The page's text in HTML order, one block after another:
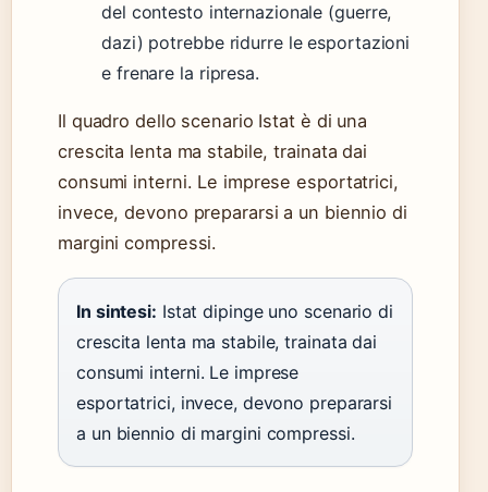
del contesto internazionale (guerre,
dazi) potrebbe ridurre le esportazioni
e frenare la ripresa.
Il quadro dello scenario Istat è di una
crescita lenta ma stabile, trainata dai
consumi interni. Le imprese esportatrici,
invece, devono prepararsi a un biennio di
margini compressi.
In sintesi: Istat dipinge uno scenario di
crescita lenta ma stabile, trainata dai
consumi interni. Le imprese
esportatrici, invece, devono prepararsi
a un biennio di margini compressi.